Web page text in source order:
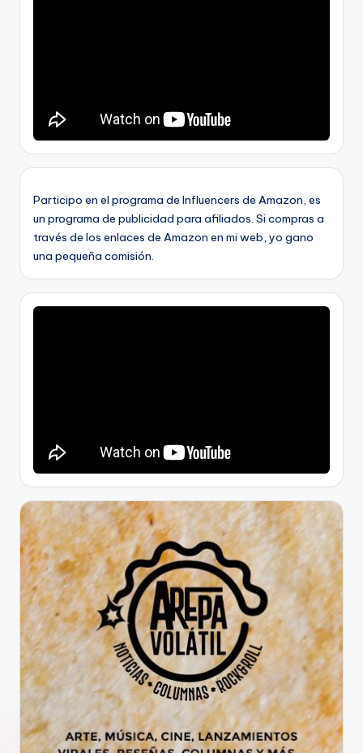
Participo en el programa de Influencers de Amazon, es
un programa de publicidad para afiliados. Si compras a
través de los enlaces de Amazon en mi web, yo gano
una pequeña comisión.